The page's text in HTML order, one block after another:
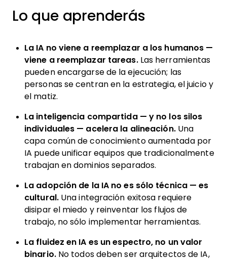
Lo que aprenderás
La IA no viene a reemplazar a los humanos —
viene a reemplazar tareas.Las herramientas
pueden encargarse de la ejecución; las
personas se centran en la estrategia, el juicio y
el matiz.
La inteligencia compartida — y no los silos
individuales — acelera la alineación.Una
capa común de conocimiento aumentada por
IA puede unificar equipos que tradicionalmente
trabajan en dominios separados.
La adopción de la IA no es sólo técnica — es
cultural.Una integración exitosa requiere
disipar el miedo y reinventar los flujos de
trabajo, no sólo implementar herramientas.
La fluidez en IA es un espectro, no un valor
binario.No todos deben ser arquitectos de IA,